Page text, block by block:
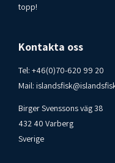
topp!
Kontakta oss
Tel: +46(0)70-620 99 20
Mail:
Birger Svenssons väg 38
432 40 Varberg
Sverige